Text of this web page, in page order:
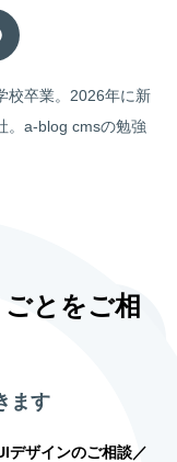
校卒業。2026年に新
。a-blog cmsの勉強
とをご相
ます
デザインのご相談／